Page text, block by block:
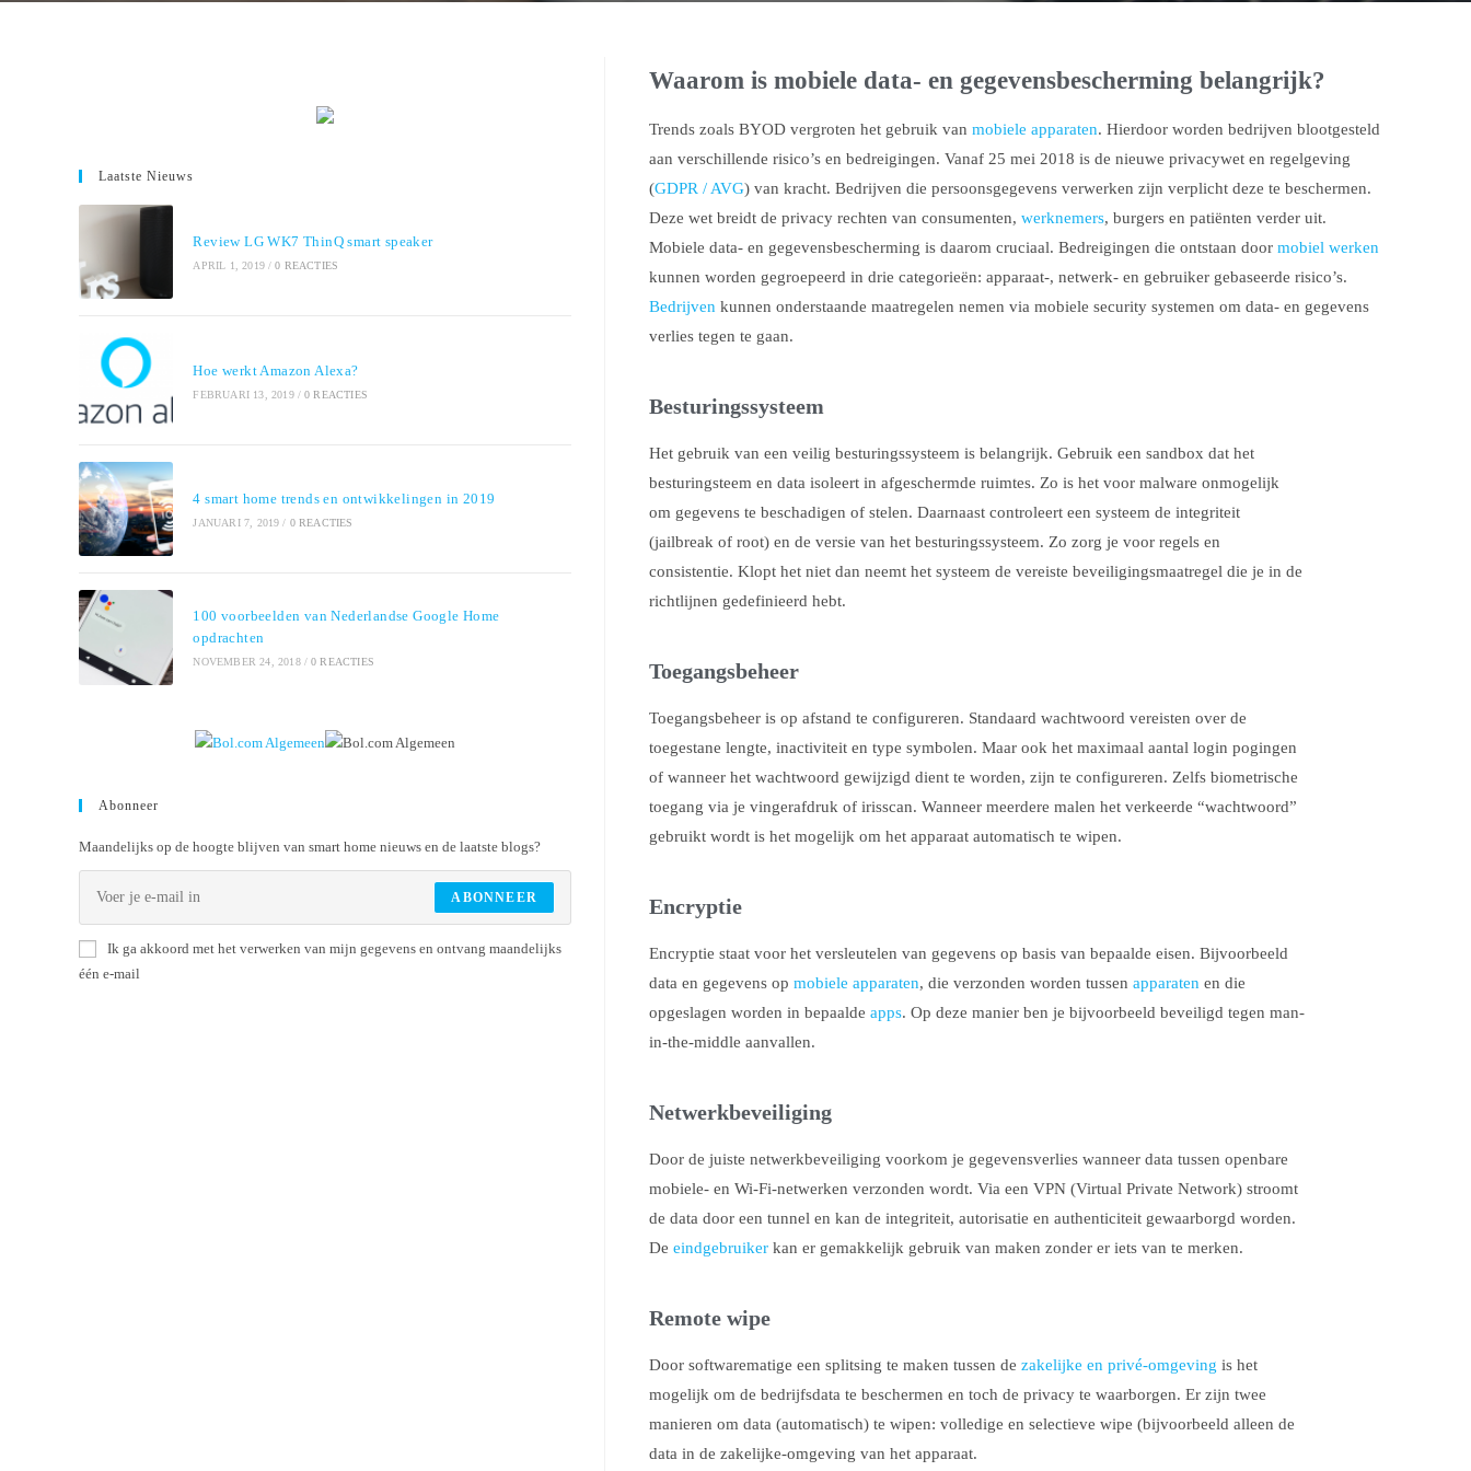
Waarom is mobiele data- en gegevensbescherming belangrijk?
Trends zoals BYOD vergroten het gebruik van mobiele apparaten. Hierdoor worden bedrijven blootgesteld
aan verschillende risico’s en bedreigingen. Vanaf 25 mei 2018 is de nieuwe privacywet en regelgeving
(GDPR / AVG) van kracht. Bedrijven die persoonsgegevens verwerken zijn verplicht deze te beschermen.
Deze wet breidt de privacy rechten van consumenten, werknemers, burgers en patiënten verder uit.
Mobiele data- en gegevensbescherming is daarom cruciaal. Bedreigingen die ontstaan door mobiel werken
kunnen worden gegroepeerd in drie categorieën: apparaat-, netwerk- en gebruiker gebaseerde risico’s.
Bedrijven kunnen onderstaande maatregelen nemen via mobiele security systemen om data- en gegevens
verlies tegen te gaan.
Besturingssysteem
Het gebruik van een veilig besturingssysteem is belangrijk. Gebruik een sandbox dat het
besturingsteem en data isoleert in afgeschermde ruimtes. Zo is het voor malware onmogelijk
om gegevens te beschadigen of stelen. Daarnaast controleert een systeem de integriteit
(jailbreak of root) en de versie van het besturingssysteem. Zo zorg je voor regels en
consistentie. Klopt het niet dan neemt het systeem de vereiste beveiligingsmaatregel die je in de
richtlijnen gedefinieerd hebt.
Toegangsbeheer
Toegangsbeheer is op afstand te configureren. Standaard wachtwoord vereisten over de
toegestane lengte, inactiviteit en type symbolen. Maar ook het maximaal aantal login pogingen
of wanneer het wachtwoord gewijzigd dient te worden, zijn te configureren. Zelfs biometrische
toegang via je vingerafdruk of irisscan. Wanneer meerdere malen het verkeerde “wachtwoord”
gebruikt wordt is het mogelijk om het apparaat automatisch te wipen.
Encryptie
Encryptie staat voor het versleutelen van gegevens op basis van bepaalde eisen. Bijvoorbeeld
data en gegevens op mobiele apparaten, die verzonden worden tussen apparaten en die
opgeslagen worden in bepaalde apps. Op deze manier ben je bijvoorbeeld beveiligd tegen man-
in-the-middle aanvallen.
Netwerkbeveiliging
Door de juiste netwerkbeveiliging voorkom je gegevensverlies wanneer data tussen openbare
mobiele- en Wi-Fi-netwerken verzonden wordt. Via een VPN (Virtual Private Network) stroomt
de data door een tunnel en kan de integriteit, autorisatie en authenticiteit gewaarborgd worden.
De eindgebruiker kan er gemakkelijk gebruik van maken zonder er iets van te merken.
Remote wipe
Door softwarematige een splitsing te maken tussen de zakelijke en privé-omgeving is het
mogelijk om de bedrijfsdata te beschermen en toch de privacy te waarborgen. Er zijn twee
manieren om data (automatisch) te wipen: volledige en selectieve wipe (bijvoorbeeld alleen de
data in de zakelijke-omgeving van het apparaat.
Laatste Nieuws
Review LG WK7 ThinQ smart speaker
APRIL 1, 2019 / 0 REACTIES
Hoe werkt Amazon Alexa?
FEBRUARI 13, 2019 / 0 REACTIES
4 smart home trends en ontwikkelingen in 2019
JANUARI 7, 2019 / 0 REACTIES
100 voorbeelden van Nederlandse Google Home
opdrachten
NOVEMBER 24, 2018 / 0 REACTIES
Abonneer
Maandelijks op de hoogte blijven van smart home nieuws en de laatste blogs?
ABONNEER
Ik ga akkoord met het verwerken van mijn gegevens en ontvang maandelijks
één e-mail